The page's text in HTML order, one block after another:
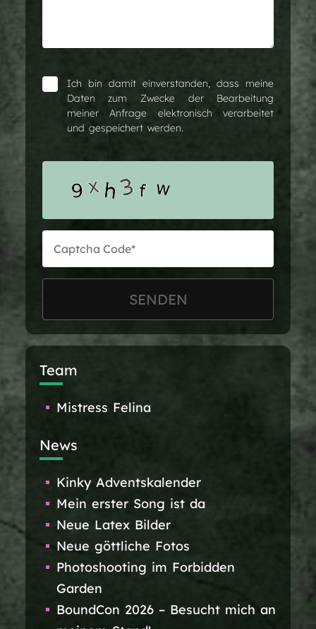
Ich bin damit einverstanden, dass meine
Daten zum Zwecke der Bearbeitung
meiner Anfrage elektronisch verarbeitet
und gespeichert werden.
Team
Mistress Felina
News
Kinky Adventskalender
Mein erster Song ist da
Neue Latex Bilder
Neue göttliche Fotos
Photoshooting im Forbidden
Garden
BoundCon 2026 – Besucht mich an